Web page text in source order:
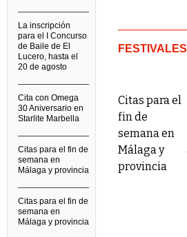
FESTIVALES
Citas para el
fin de
semana en
Málaga y
provincia
La inscripción
para el I Concurso
de Baile de El
Lucero, hasta el
20 de agosto
Cita con Omega
30 Aniversario en
Starlite Marbella
Citas para el fin de
semana en
Málaga y provincia
Citas para el fin de
semana en
Málaga y provincia